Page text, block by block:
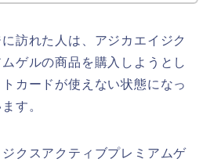
訪れた人は、アジカエイジク
ゲルの商品を購入しようとし
カードが使えない状態になっ
す。
クスアクティブプレミアムゲ